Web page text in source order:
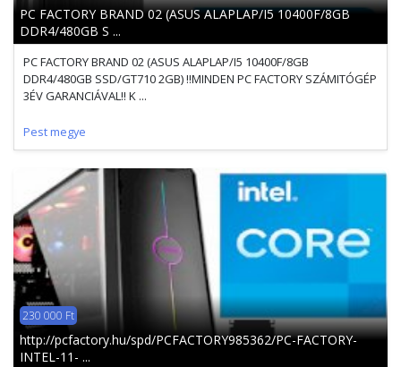
PC FACTORY BRAND 02 (ASUS ALAPLAP/I5 10400F/8GB
DDR4/480GB S ...
PC FACTORY BRAND 02 (ASUS ALAPLAP/I5 10400F/8GB
DDR4/480GB SSD/GT710 2GB) !!MINDEN PC FACTORY SZÁMITÓGÉP
3ÉV GARANCIÁVAL!! K ...
Pest megye
230 000 Ft
http://pcfactory.hu/spd/PCFACTORY985362/PC-FACTORY-
INTEL-11- ...